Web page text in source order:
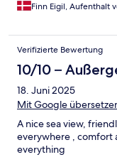
Finn Eigil, Aufenthalt
Verifizierte Bewertung
10/10 –
18. Juni 2025
Mit Google
A nice sea view,
everywhere , comfort
everything